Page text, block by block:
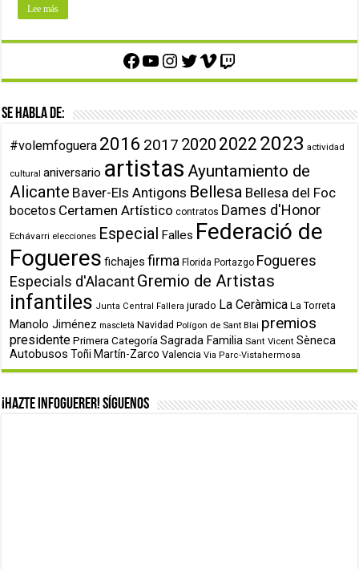
Lee más
Facebook
YouTube
Instagram
Twitter
Vimeo
Twitch
Se habla de:
#volemfoguera 2016 2017 2020 2022 2023 actividad
cultural aniversario artistas Ayuntamiento de
Alicante Baver-Els Antigons Bellesa Bellesa del Foc
bocetos Certamen Artístico contratos Dames d'Honor
Echávarri elecciones Especial Falles Federació de
Fogueres fichajes firma Florida Portazgo Fogueres
Especials d'AlacantGremio de Artistas
infantiles Junta Central Fallera jurado La Ceràmica La Torreta
Manolo Jiménez mascletà Navidad Polígon de Sant Blai premios
presidente Primera Categoría Sagrada Familia Sant Vicent Sèneca
Autobusos Toñi Martín-Zarco Valencia Via Parc-Vistahermosa
¡Hazte infoguerer! Síguenos